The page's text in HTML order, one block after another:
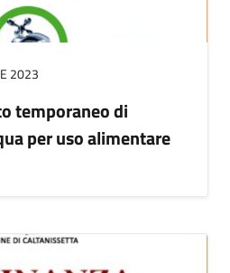
2023
temporaneo di
per uso alimentare